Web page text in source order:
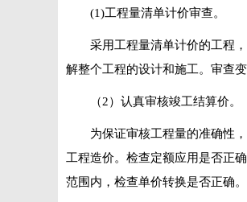
(1)工程量清单计价审查。
采用工程量清单计价的工程
解整个工程的设计和施工。审查
（2）认真审核竣工结算价。
为保证审核工程量的准确性
工程造价。检查定额应用是否正
范围内，检查单价转换是否正确